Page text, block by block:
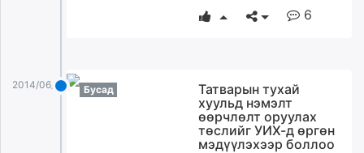
6
2014/06/28 Бусад
Татварын тухай
хуульд нэмэлт
өөрчлөлт оруулах
төслийг УИХ-д өргөн
мэдүүлэхээр боллоо